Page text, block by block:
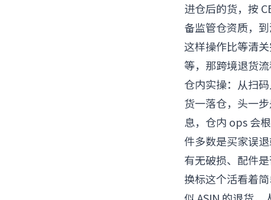
进仓后的货，按
备监管仓资质，
这样操作比等清
等，那跨境退货
仓内实操：从扫
货一落仓，头一
息，仓内 ops 会
件多数是买家误
有无破损、配件
换标这个活看着